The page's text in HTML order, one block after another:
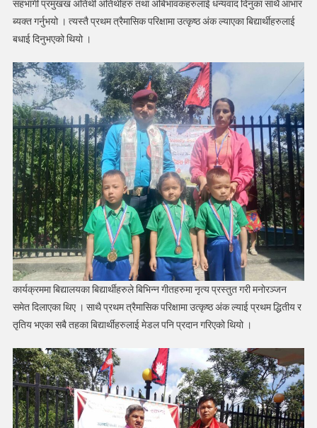
सहभागी प्रमुखख अतिथी अतिथीहरु तथा अबिभावकहरुलाई धन्यवाद दिनुका साथै आभार
ब्यक्त गर्नुभयो । त्यस्तै प्रथम त्रैमासिक परिक्षामा उत्कृष्ठ अंक ल्याएका बिद्यार्थीहरुलाई
बधाई दिनुभएको थियो ।
कार्यक्रममा बिद्यालयका बिद्यार्थीहरुले बिभिन्न गीतहरुमा नृत्य प्रस्तुत गरी मनोरञ्जन
समेत दिलाएका थिए । साथै प्रथम त्रैमासिक परिक्षामा उत्कृष्ठ अंक ल्याई प्रथम द्धितीय र
तृतिय भएका सबै तहका बिद्यार्थीहरुलाई मेडल पनि प्रदान गरिएको थियो ।